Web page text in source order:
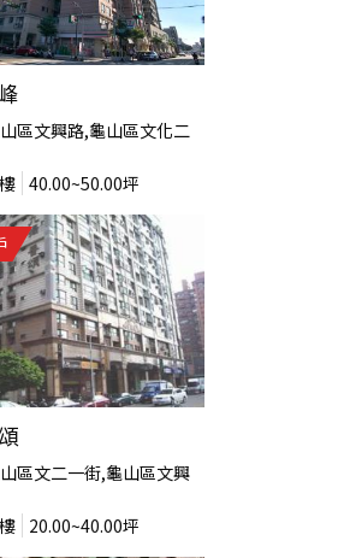
區文興路,龜山區文化二
40.00~50.00坪
區文二一街,龜山區文興
20.00~40.00坪